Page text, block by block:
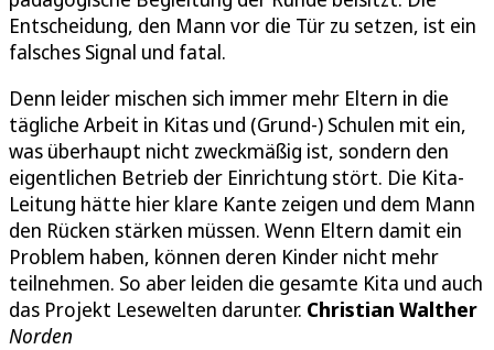
Entscheidung, den Mann vor die Tür zu setzen, ist ein
falsches Signal und fatal.
Denn leider mischen sich immer mehr Eltern in die
tägliche Arbeit in Kitas und (Grund-) Schulen mit ein,
was überhaupt nicht zweckmäßig ist, sondern den
eigentlichen Betrieb der Einrichtung stört. Die Kita-
Leitung hätte hier klare Kante zeigen und dem Mann
den Rücken stärken müssen. Wenn Eltern damit ein
Problem haben, können deren Kinder nicht mehr
teilnehmen. So aber leiden die gesamte Kita und auch
das Projekt Lesewelten darunter. Christian Walther
Norden